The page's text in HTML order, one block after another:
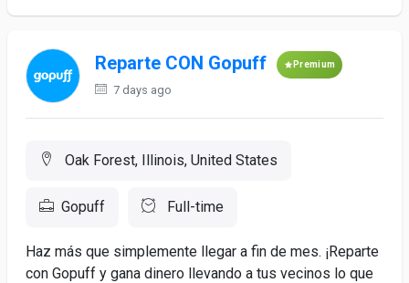
Reparte CON Gopuff Premium
7 days ago
Oak Forest, Illinois, United States
Gopuff Full-time
Haz más que simplemente llegar a fin de mes. ¡Reparte
con Gopuff y gana dinero llevando a tus vecinos lo que